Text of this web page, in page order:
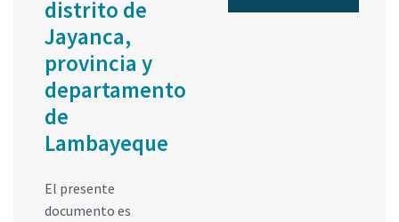
distrito de
Jayanca,
provincia y
departamento
de
Lambayeque
El presente
documento es